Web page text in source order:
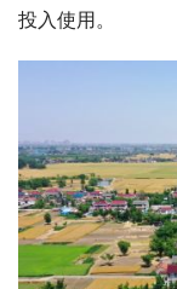
投入使用。